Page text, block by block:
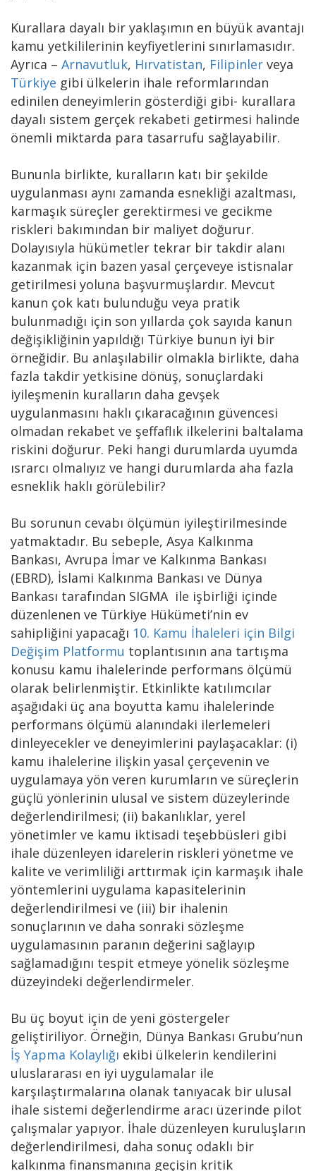
Kurallara dayalı bir yaklaşımın en büyük avantajı
kamu yetkililerinin keyfiyetlerini sınırlamasıdır.
Ayrıca – Arnavutluk, Hırvatistan, Filipinler veya
Türkiye gibi ülkelerin ihale reformlarından
edinilen deneyimlerin gösterdiği gibi- kurallara
dayalı sistem gerçek rekabeti getirmesi halinde
önemli miktarda para tasarrufu sağlayabilir.
Bununla birlikte, kuralların katı bir şekilde
uygulanması aynı zamanda esnekliği azaltması,
karmaşık süreçler gerektirmesi ve gecikme
riskleri bakımından bir maliyet doğurur.
Dolayısıyla hükümetler tekrar bir takdir alanı
kazanmak için bazen yasal çerçeveye istisnalar
getirilmesi yoluna başvurmuşlardır. Mevcut
kanun çok katı bulunduğu veya pratik
bulunmadığı için son yıllarda çok sayıda kanun
değişikliğinin yapıldığı Türkiye bunun iyi bir
örneğidir. Bu anlaşılabilir olmakla birlikte, daha
fazla takdir yetkisine dönüş, sonuçlardaki
iyileşmenin kuralların daha gevşek
uygulanmasını haklı çıkaracağının güvencesi
olmadan rekabet ve şeffaflık ilkelerini baltalama
riskini doğurur. Peki hangi durumlarda uyumda
ısrarcı olmalıyız ve hangi durumlarda aha fazla
esneklik haklı görülebilir?
Bu sorunun cevabı ölçümün iyileştirilmesinde
yatmaktadır. Bu sebeple, Asya Kalkınma
Bankası, Avrupa İmar ve Kalkınma Bankası
(EBRD), İslami Kalkınma Bankası ve Dünya
Bankası tarafından SIGMA ile işbirliği içinde
düzenlenen ve Türkiye Hükümeti’nin ev
sahipliğini yapacağı 10. Kamu İhaleleri için Bilgi
Değişim Platformu toplantısının ana tartışma
konusu kamu ihalelerinde performans ölçümü
olarak belirlenmiştir. Etkinlikte katılımcılar
aşağıdaki üç ana boyutta kamu ihalelerinde
performans ölçümü alanındaki ilerlemeleri
dinleyecekler ve deneyimlerini paylaşacaklar: (i)
kamu ihalelerine ilişkin yasal çerçevenin ve
uygulamaya yön veren kurumların ve süreçlerin
güçlü yönlerinin ulusal ve sistem düzeylerinde
değerlendirilmesi; (ii) bakanlıklar, yerel
yönetimler ve kamu iktisadi teşebbüsleri gibi
ihale düzenleyen idarelerin riskleri yönetme ve
kalite ve verimliliği arttırmak için karmaşık ihale
yöntemlerini uygulama kapasitelerinin
değerlendirilmesi ve (iii) bir ihalenin
sonuçlarının ve daha sonraki sözleşme
uygulamasının paranın değerini sağlayıp
sağlamadığını tespit etmeye yönelik sözleşme
düzeyindeki değerlendirmeler.
Bu üç boyut için de yeni göstergeler
geliştiriliyor. Örneğin, Dünya Bankası Grubu’nun
İş Yapma Kolaylığı ekibi ülkelerin kendilerini
uluslararası en iyi uygulamalar ile
karşılaştırmalarına olanak tanıyacak bir ulusal
ihale sistemi değerlendirme aracı üzerinde pilot
çalışmalar yapıyor. İhale düzenleyen kuruluşların
değerlendirilmesi, daha sonuç odaklı bir
kalkınma finansmanına geçişin kritik